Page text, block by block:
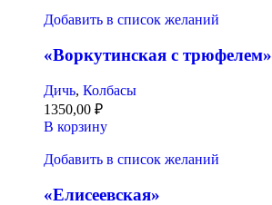
Добавить в список желаний
«Воркутинская с трюфелем»
Дичь, Колбасы
1350,00 ₽
В корзину
Добавить в список желаний
«Елисеевская»